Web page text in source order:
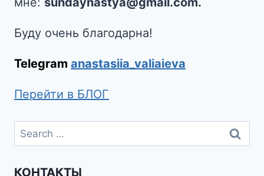
Буду очень благодарна!
Telegram anastasiia_valiaieva
Перейти в БЛОГ
КОНТАКТЫ